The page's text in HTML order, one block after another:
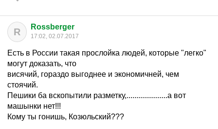
R Rossberger
17:02, 02.07.2017
Есть в России такая прослойка людей, которые "легко"
могут доказать, что
висячий, гораздо выгоднее и экономичней, чем
стоячий.
Пешики ба вскопытили разметку,.....................а вот
машынки нет!!!
Кому ты гонишь, Козюльский???